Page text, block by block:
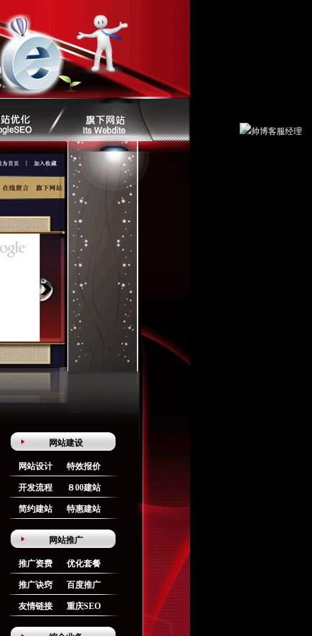
网站建设
网站设计 特效报价
开发流程 ８00建站
简约建站 特惠建站
网站推广
推广资费 优化套餐
推广诀窍 百度推广
友情链接 重庆SEO